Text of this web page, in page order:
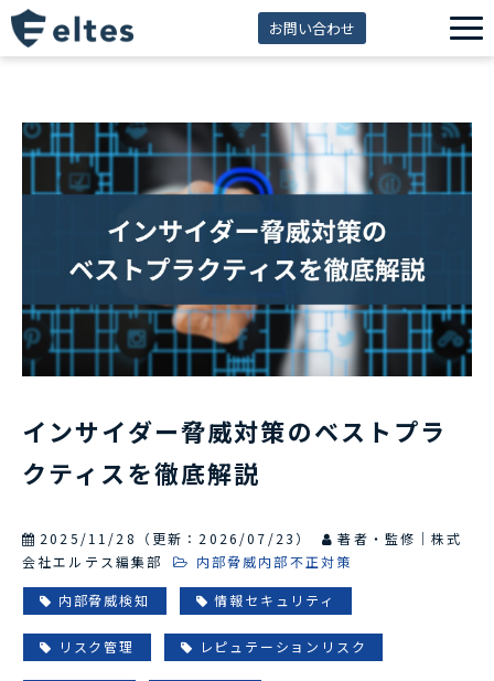
お問い合わせ
解決できる課題
セミナー
導入事例
eltes insight
インサイダー脅威対策のベストプラ
クティスを徹底解説
2025/11/28 （更新： 2026/07/23 ）
著者・監修｜株式
会社エルテス編集部
内部脅威内部不正対策
内部脅威検知 情報セキュリティ
リスク管理 レピュテーションリスク